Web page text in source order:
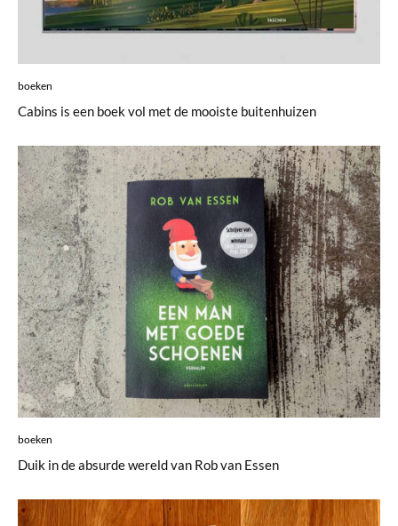
boeken
Cabins is een boek vol met de mooiste buitenhuizen
boeken
Duik in de absurde wereld van Rob van Essen